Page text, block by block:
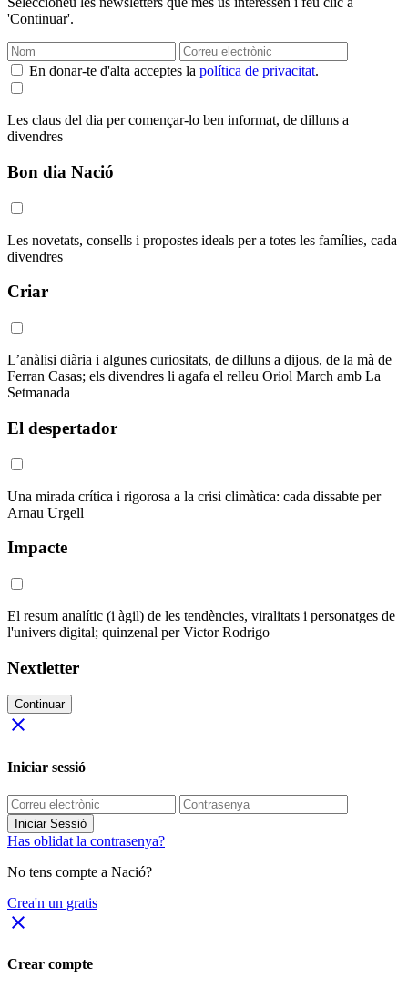
'Continuar'.
En donar-te d'alta acceptes la política de privacitat.
Les claus del dia per començar-lo ben informat, de dilluns a
divendres
Bon dia Nació
Les novetats, consells i propostes ideals per a totes les famílies, cada
divendres
Criar
L’anàlisi diària i algunes curiositats, de dilluns a dijous, de la mà de
Ferran Casas; els divendres li agafa el relleu Oriol March amb La
Setmanada
El despertador
Una mirada crítica i rigorosa a la crisi climàtica: cada dissabte per
Arnau Urgell
Impacte
El resum analític (i àgil) de les tendències, viralitats i personatges de
l'univers digital; quinzenal per Victor Rodrigo
Nextletter
Continuar
close
Iniciar sessió
Iniciar Sessió
Has oblidat la contrasenya?
No tens compte a Nació?
Crea'n un gratis
close
Crear compte